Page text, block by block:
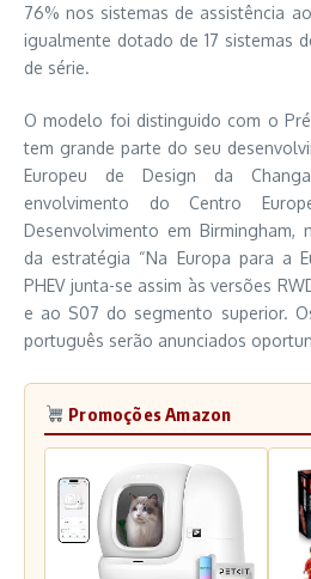
76% nos sistemas de assistência
igualmente dotado de 17 sistemas
de série.
O modelo foi distinguido com o
tem grande parte do seu
Europeu de Design da
envolvimento do Centro
Desenvolvimento em Birmingham,
da estratégia “Na Europa para a
PHEV junta-se assim às versões
e ao S07 do segmento superior.
português serão anunciados
Promoções Amazon